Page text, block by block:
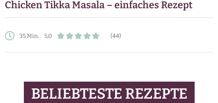
Chicken Tikka Masala – einfaches Rezept
35 Min. 5,0 (44)
BELIEBTESTE REZEPTE